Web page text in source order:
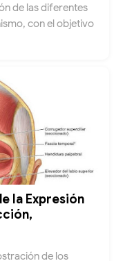
de las diferentes
con el objetivo
la Expresión
de los